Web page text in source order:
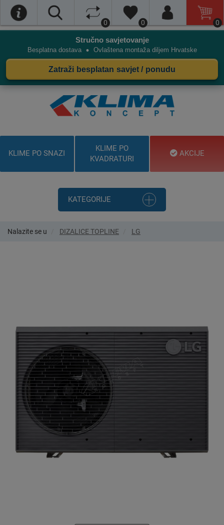
0 0 0
Stručno savjetovanje
Besplatna dostava • Ovlaštena montaža diljem Hrvatske
Zatraži besplatan savjet / ponudu
KLIME PO SNAZI
KLIME PO
KVADRATURI
AKCIJE
KATEGORIJE
Nalazite se u DIZALICE TOPLINE LG